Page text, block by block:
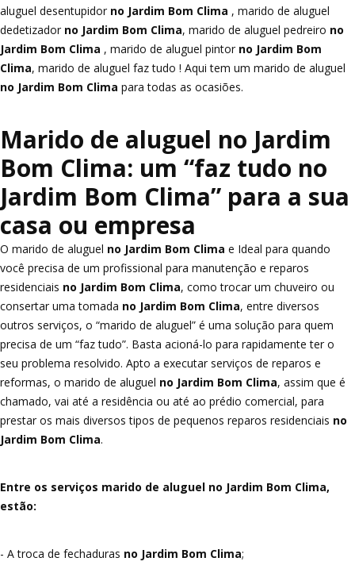
aluguel desentupidor no Jardim Bom Clima , marido de aluguel
dedetizador no Jardim Bom Clima, marido de aluguel pedreiro no
Jardim Bom Clima , marido de aluguel pintor no Jardim Bom
Clima, marido de aluguel faz tudo ! Aqui tem um marido de aluguel
no Jardim Bom Clima para todas as ocasiões.
Marido de aluguel no Jardim
Bom Clima: um “faz tudo no
Jardim Bom Clima” para a sua
casa ou empresa
O marido de aluguel no Jardim Bom Clima e Ideal para quando
você precisa de um profissional para manutenção e reparos
residenciais no Jardim Bom Clima, como trocar um chuveiro ou
consertar uma tomada no Jardim Bom Clima, entre diversos
outros serviços, o “marido de aluguel” é uma solução para quem
precisa de um “faz tudo”. Basta acioná-lo para rapidamente ter o
seu problema resolvido. Apto a executar serviços de reparos e
reformas, o marido de aluguel no Jardim Bom Clima, assim que é
chamado, vai até a residência ou até ao prédio comercial, para
prestar os mais diversos tipos de pequenos reparos residenciais no
Jardim Bom Clima.
Entre os serviços marido de aluguel no Jardim Bom Clima,
estão:
- A troca de fechaduras no Jardim Bom Clima;